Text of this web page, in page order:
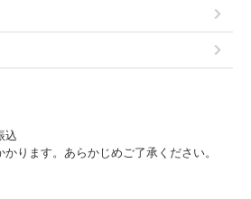
込
ります。あらかじめご了承ください。